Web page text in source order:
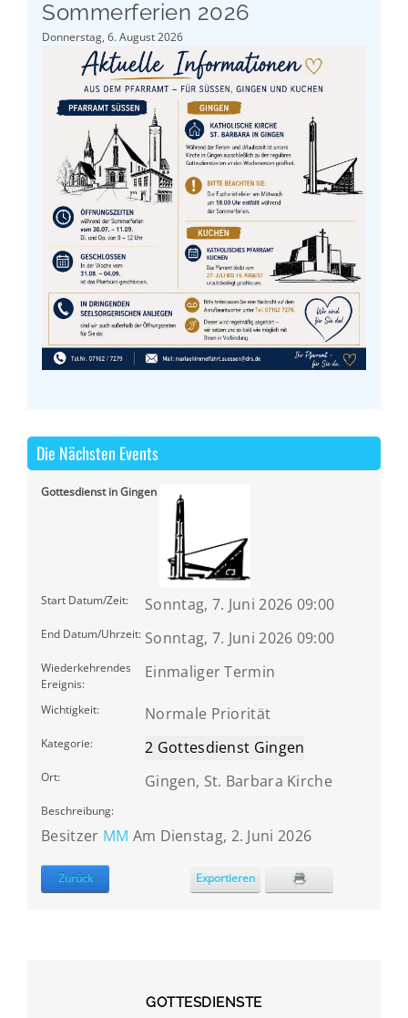
Sommerferien 2026
Donnerstag, 6. August 2026
Die Nächsten Events
Gottesdienst in Gingen
Start Datum/Zeit: Sonntag, 7. Juni 2026 09:00
End Datum/Uhrzeit: Sonntag, 7. Juni 2026 09:00
Wiederkehrendes
Ereignis:
Einmaliger Termin
Wichtigkeit: Normale Priorität
Kategorie: 2 Gottesdienst Gingen
Ort: Gingen, St. Barbara Kirche
Beschreibung:
Besitzer MM Am Dienstag, 2. Juni 2026
Zurück Exportieren
GOTTESDIENSTE